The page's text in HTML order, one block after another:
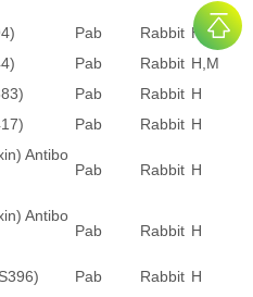
Pab Rabbit H
Pab Rabbit H,M
Pab Rabbit H
Pab Rabbit H
Antibo
Pab Rabbit H
Antibo
Pab Rabbit H
Pab Rabbit H